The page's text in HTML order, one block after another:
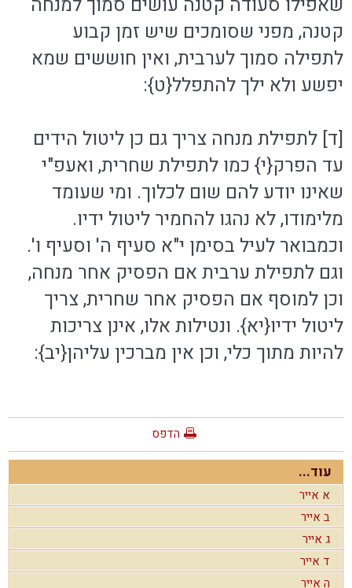
קטנה, מפני שסומכים שיש זמן קבוע
לתפילה סמוך לערבית, ואין חוששים שמא
יפשע ולא ילך להתפלל{ט}:
[ד] לתפילת מנחה צריך גם כן ליטול הידים
עד הפרק{י} כמו לתפילת שחרית, ואעפ"י
שאינו יודע להם שום לכלוך. ומי שעומד
מלימודו, לא נהגו להחמיר ליטול ידיו.
וכמבואר לעיל בסימן י"א סעיף ה' וסעיף ו'.
וגם לתפילת ערבית אם הפסיק אחר מנחה,
וכן למוסף אם הפסיק אחר שחרית, צריך
ליטול ידיו{יא}. ונטילות אלו, אינן צריכות
להיות מתוך כלי, וכן אין מברכין עליהן{יב}:
הדפס
עוד...
א אייר
ב אייר
ג אייר
ד אייר
ה אייר